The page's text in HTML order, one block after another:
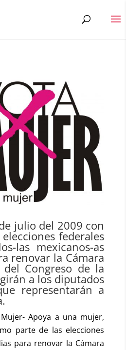
julio del 2009 con
federales
las mexicanos-as
renovar la Cámara
Congreso de la
a los diputados
representarán a
Apoya a una mujer,
parte de las elecciones
para renovar la Cámara